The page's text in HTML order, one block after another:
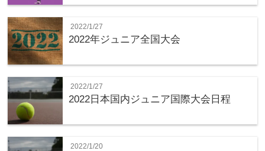
2022/1/27
2022年ジュニア全国大会
2022/1/27
2022日本国内ジュニア国際大会日程
2022/1/20